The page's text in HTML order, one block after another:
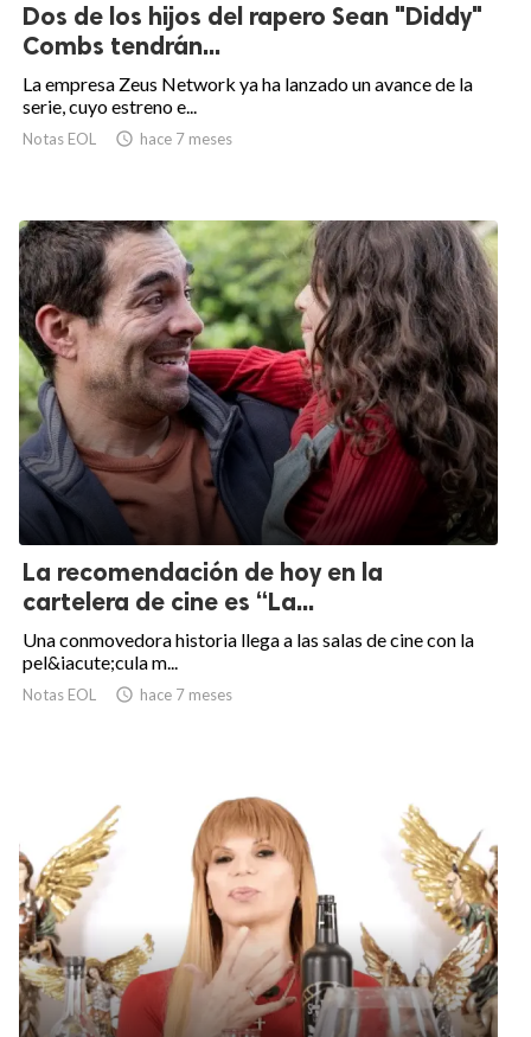
Dos de los hijos del rapero Sean "Diddy"
Combs tendrán...
La empresa Zeus Network ya ha lanzado un avance de la
serie, cuyo estreno e...
Notas EOL  hace 7 meses
La recomendación de hoy en la
cartelera de cine es “La...
Una conmovedora historia llega a las salas de cine con la
pel&iacute;cula m...
Notas EOL  hace 7 meses